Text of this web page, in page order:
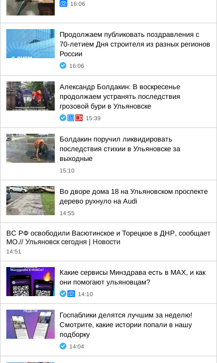
16:06
Продолжаем публиковать поздравления с
70-летием Дня строителя из разных регионов
России
16:06
Александр Болдакин: В воскресенье
продолжаем устранять последствия
грозовой бури в Ульяновске
15:39
Болдакин поручил ликвидировать
последствия стихии в Ульяновске за
выходные
15:10
Во дворе дома 18 на Ульяновском проспекте
дерево рухнуло на Audi
14:55
ВС РФ освободили Васютинское и Торецкое в ДНР, сообщает
МО.// Ульяновск сегодня | Новости
14:51
Какие сервисы Минздрава есть в МАХ, и как
они помогают ульяновцам?
14:10
Госпаблики делятся лучшим за неделю!
Смотрите, какие истории попали в нашу
подборку
14:04